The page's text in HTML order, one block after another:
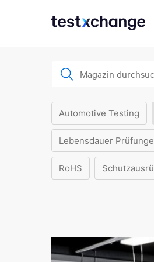
Automotive Testing
Lebensdauer
RoHS